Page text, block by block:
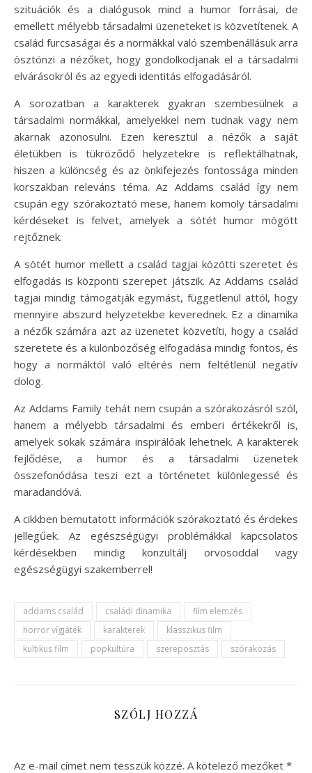
szituációk és a dialógusok mind a humor forrásai, de
emellett mélyebb társadalmi üzeneteket is közvetítenek. A
család furcsaságai és a normákkal való szembenállásuk arra
ösztönzi a nézőket, hogy gondolkodjanak el a társadalmi
elvárásokról és az egyedi identitás elfogadásáról.
A sorozatban a karakterek gyakran szembesülnek a
társadalmi normákkal, amelyekkel nem tudnak vagy nem
akarnak azonosulni. Ezen keresztül a nézők a saját
életükben is tükröződő helyzetekre is reflektálhatnak,
hiszen a különcség és az önkifejezés fontossága minden
korszakban releváns téma. Az Addams család így nem
csupán egy szórakoztató mese, hanem komoly társadalmi
kérdéseket is felvet, amelyek a sötét humor mögött
rejtőznek.
A sötét humor mellett a család tagjai közötti szeretet és
elfogadás is központi szerepet játszik. Az Addams család
tagjai mindig támogatják egymást, függetlenül attól, hogy
mennyire abszurd helyzetekbe keverednek. Ez a dinamika
a nézők számára azt az üzenetet közvetíti, hogy a család
szeretete és a különbözőség elfogadása mindig fontos, és
hogy a normáktól való eltérés nem feltétlenül negatív
dolog.
Az Addams Family tehát nem csupán a szórakozásról szól,
hanem a mélyebb társadalmi és emberi értékekről is,
amelyek sokak számára inspirálóak lehetnek. A karakterek
fejlődése, a humor és a társadalmi üzenetek
összefonódása teszi ezt a történetet különlegessé és
maradandóvá.
A cikkben bemutatott információk szórakoztató és érdekes
jellegűek. Az egészségügyi problémákkal kapcsolatos
kérdésekben mindig konzultálj orvosoddal vagy
egészségügyi szakemberrel!
addams család családi dinamika
film elemzés
horror vígjáték
karakterek
klasszikus film
kultikus film
popkultúra szereposztás szórakozás
SZÓLJ HOZZÁ
Az e-mail címet nem tesszük közzé. A kötelező mezőket *